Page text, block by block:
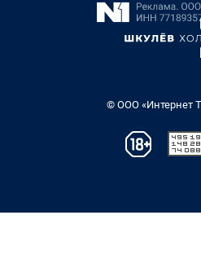
© ООО «Интернет